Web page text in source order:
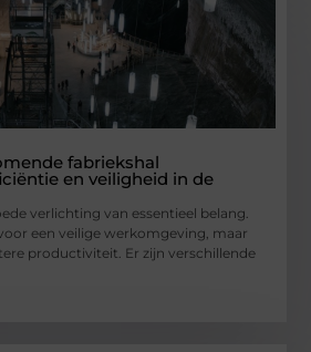
fabriekshal
en veiligheid in de
verlichting van essentieel belang.
een veilige werkomgeving, maar
productiviteit. Er zijn verschillende